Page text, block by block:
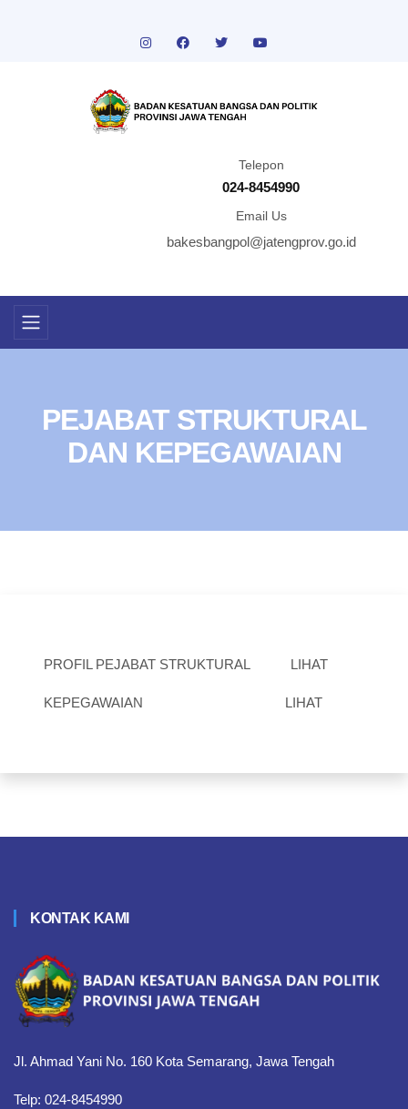
Telepon
024-8454990
Email Us
bakesbangpol@jatengprov.go.id
PEJABAT STRUKTURAL
DAN KEPEGAWAIAN
PROFIL PEJABAT STRUKTURAL LIHAT
KEPEGAWAIAN LIHAT
KONTAK KAMI
Jl. Ahmad Yani No. 160 Kota Semarang, Jawa Tengah
Telp: 024-8454990